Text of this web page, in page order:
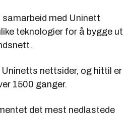
med Uninett
teknologier for å bygge ut
Uninetts nettsider, og hittil er
1500 ganger.
det mest nedlastede